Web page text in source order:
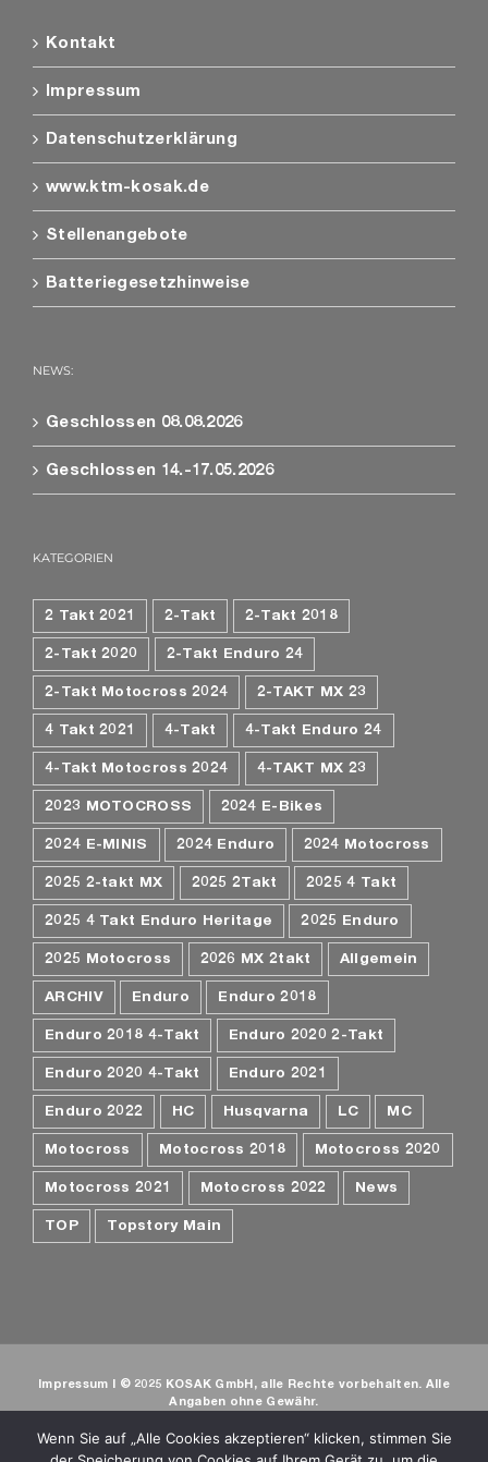
Kontakt
Impressum
Datenschutzerklärung
www.ktm-kosak.de
Stellenangebote
Batteriegesetzhinweise
NEWS:
Geschlossen 08.08.2026
Geschlossen 14.-17.05.2026
KATEGORIEN
2 Takt 2021 2-Takt 2-Takt 2018
2-Takt 2020 2-Takt Enduro 24
2-Takt Motocross 2024 2-TAKT MX 23
4 Takt 2021 4-Takt 4-Takt Enduro 24
4-Takt Motocross 2024 4-TAKT MX 23
2023 MOTOCROSS 2024 E-Bikes
2024 E-MINIS 2024 Enduro 2024 Motocross
2025 2-takt MX 2025 2Takt 2025 4 Takt
2025 4 Takt Enduro Heritage 2025 Enduro
2025 Motocross 2026 MX 2takt Allgemein
ARCHIV Enduro Enduro 2018
Enduro 2018 4-Takt Enduro 2020 2-Takt
Enduro 2020 4-Takt Enduro 2021
Enduro 2022 HC Husqvarna LC MC
Motocross Motocross 2018 Motocross 2020
Motocross 2021 Motocross 2022 News
TOP Topstory Main
Impressum I © 2025 KOSAK GmbH, alle Rechte vorbehalten. Alle
Angaben ohne Gewähr.
Impressum . Alle Inhalte sind urheberrechtlich geschützt und
dürfen ohne schriftliche Zustimmung nicht für Drittangebote
Wenn Sie auf „Alle Cookies akzeptieren“ klicken, stimmen Sie